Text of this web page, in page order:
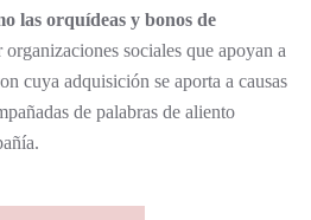
las orquídeas y bonos de
sociales que apoyan a
cuya adquisición se aporta a causas
de palabras de aliento